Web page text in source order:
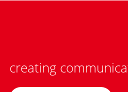
creating